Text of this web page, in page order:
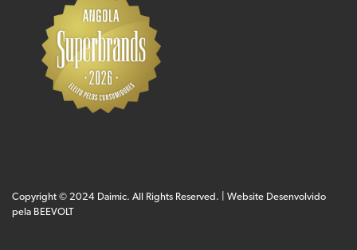
Copyright © 2024 Daimic. All Rights Reserved. | Website Desenvolvido
pela BEEVOLT